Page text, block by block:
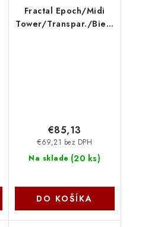
Fractal Epoch/Midi
Tower/Transpar./Biela
Na sklade (20 ks)
€69,21 bez DPH
€85,13
DO KOŠÍKA